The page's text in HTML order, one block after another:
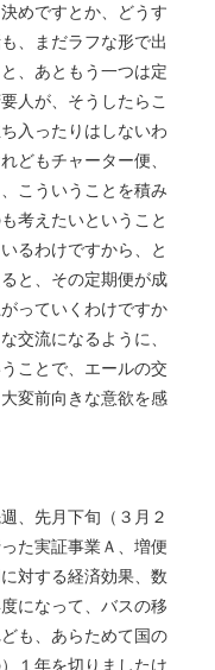
めですとか、どうす
、まだラフな形で出
、あともう一つは定
人が、そうしたらこ
入ったりはしないわ
どもチャーター便、
こういうことを積み
考えたいということ
るわけですから、と
と、その定期便が成
っていくわけですか
交流になるように、
ことで、エールの交
変前向きな意欲を感
、先月下旬（３月２
た実証事業Ａ、増便
対する経済効果、数
になって、バスの移
も、あらためて国の
１年を切りましたけ